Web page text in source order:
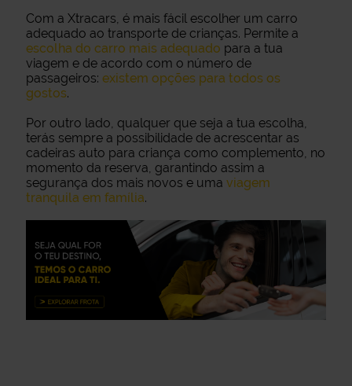
Com a Xtracars, é mais fácil escolher um carro
adequado ao transporte de crianças. Permite a
escolha do carro mais adequado para a tua
viagem e de acordo com o número de
passageiros: existem opções para todos os
gostos.
Por outro lado, qualquer que seja a tua escolha,
terás sempre a possibilidade de acrescentar as
cadeiras auto para criança como complemento, no
momento da reserva, garantindo assim a
segurança dos mais novos e uma viagem
tranquila em família.